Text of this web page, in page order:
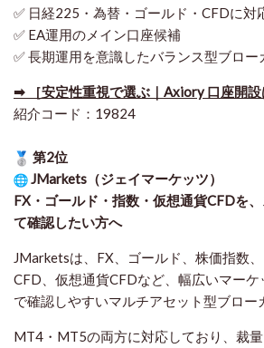
✅ 日経225・為替・ゴールド・CFDに対
✅ EA運用のメイン口座候補
✅ 長期運用を意識したバランス型ブロー
➡ ［安定性重視で選ぶ｜Axiory 口座開設
紹介コード：19824
第2位
JMarkets（ジェイマーケッツ）
FX・ゴールド・指数・仮想通貨CFDを
て確認したい方へ
JMarketsは、FX、ゴールド、株価指数
CFD、仮想通貨CFDなど、幅広いマー
で確認しやすいマルチアセット型ブロー
MT4・MT5の両方に対応しており、裁量